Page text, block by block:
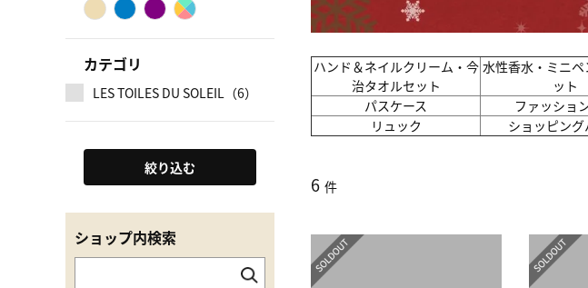
カテゴリ
LES TOILES DU SOLEIL（6）
絞り込む
ショップ内検索
ハンド＆ネイルクリーム・今
治タオルセット
水性香水・ミニ
ット
パスケース
ファッショ
リュック
ショッピン
6 件